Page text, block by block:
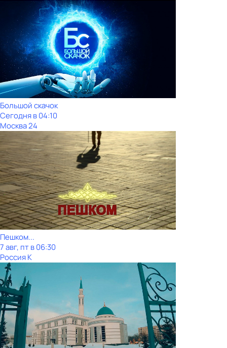
Большой скачок
Сегодня в 04:10
Москва 24
Пешком...
7 авг, пт в 06:30
Россия К